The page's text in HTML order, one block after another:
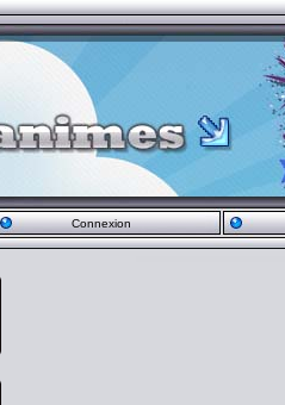
Connexion